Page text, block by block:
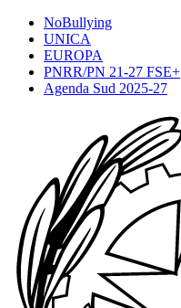
NoBullying
UNICA
EUROPA
PNRR/PN 21-27 FSE+
Agenda Sud 2025-27